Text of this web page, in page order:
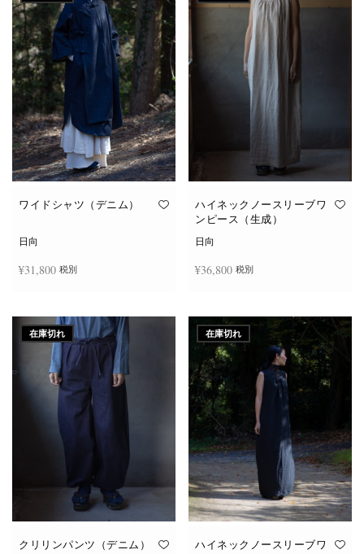
ワイドシャツ（デニム）
日向
¥31,800 税別
ハイネックノースリーブワ
ンピース（生成）
日向
¥36,800 税別
在庫切れ
クリリンパンツ（デニム）
在庫切れ
ハイネックノースリーブワ